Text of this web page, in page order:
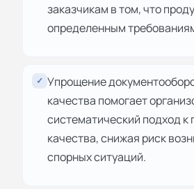
заказчикам в том, что
определенным
✓ Упрощение
качества помогает
систематический подход
качества, снижая риск
спорных ситуаций.